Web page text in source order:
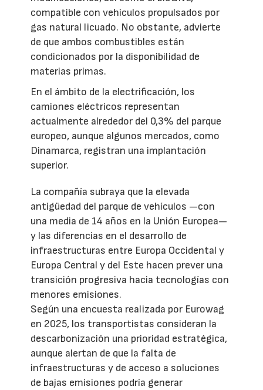
compatible con vehículos propulsados por
gas natural licuado. No obstante, advierte
de que ambos combustibles están
condicionados por la disponibilidad de
materias primas.
En el ámbito de la electrificación, los
camiones eléctricos representan
actualmente alrededor del 0,3% del parque
europeo, aunque algunos mercados, como
Dinamarca, registran una implantación
superior.
La compañía subraya que la elevada
antigüedad del parque de vehículos —con
una media de 14 años en la Unión Europea—
y las diferencias en el desarrollo de
infraestructuras entre Europa Occidental y
Europa Central y del Este hacen prever una
transición progresiva hacia tecnologías con
menores emisiones.
Según una encuesta realizada por Eurowag
en 2025, los transportistas consideran la
descarbonización una prioridad estratégica,
aunque alertan de que la falta de
infraestructuras y de acceso a soluciones
de bajas emisiones podría generar